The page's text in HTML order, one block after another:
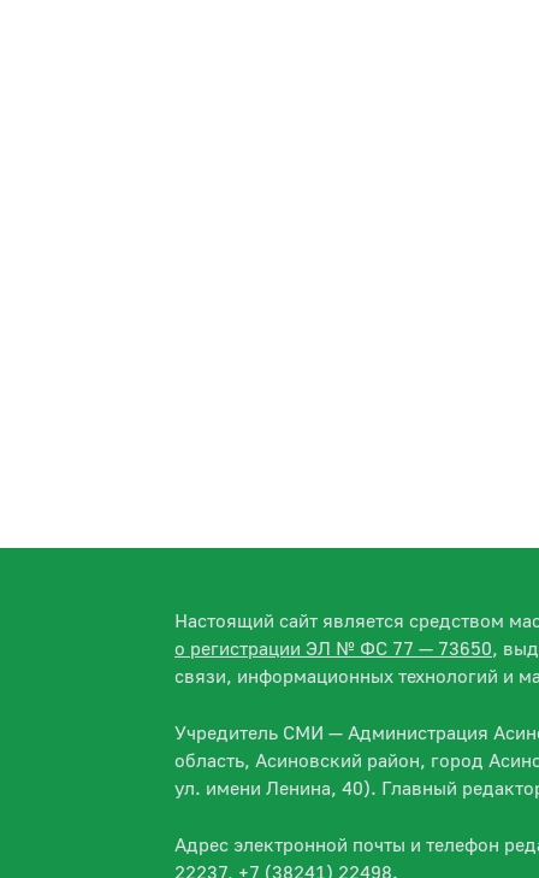
Настоящий сайт является средством
о регистрации ЭЛ № ФС 77 — 73650,
связи, информационных технологий и
Учредитель СМИ — Администрация
область, Асиновский район, город
ул. имени Ленина, 40). Главный
Адрес электронной почты и телефон
22237, +7 (38241) 22498.